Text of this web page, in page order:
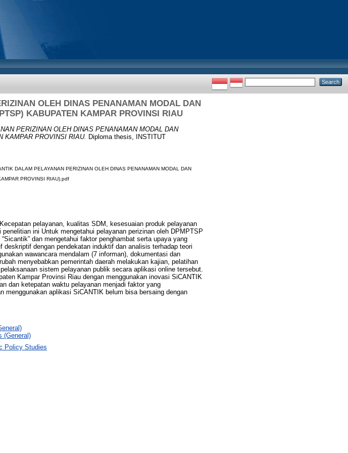
OLEH DINAS PENANAMAN MODAL DAN
KABUPATEN KAMPAR PROVINSI RIAU
PERIZINAN OLEH DINAS PENANAMAN MODAL DAN
KAMPAR PROVINSI RIAU.
Diploma thesis, INSTITUT
DALAM PELAYANAN PERIZINAN OLEH DINAS PENANAMAN MODAL DAN
PROVINSI RIAU).pdf
pelayanan, kualitas SDM, kesesuaian produk pelayanan
ini Untuk mengetahui pelayanan perizinan oleh DPMPTSP
dan mengetahui faktor penghambat serta upaya yang
dengan pendekatan induktif dan analisis terhadap teori
wawancara mendalam (7 informan), dokumentasi dan
menyebabkan pemerintah daerah melakukan kajian, pelatihan
sistem pelayanan publik secara aplikasi online tersebut.
Kampar Provinsi Riau dengan menggunakan inovasi SiCANTIK
dan ketepatan waktu pelayanan menjadi faktor yang
menggunakan aplikasi SiCANTIK belum bisa bersaing dengan
(General)
Policy Studies